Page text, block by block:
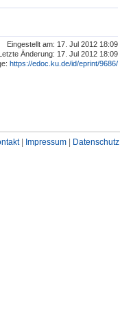
Eingestellt am: 17. Jul 2012 18:09
Änderung: 17. Jul 2012 18:09
https://edoc.ku.de/id/eprint/9686/
| Impressum Datenschutz